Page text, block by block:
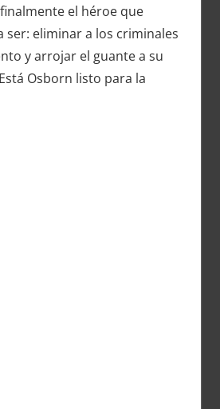
el héroe que
ser: eliminar a los criminales
y arrojar el guante a su
Osborn listo para la